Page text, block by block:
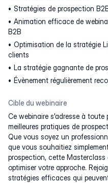
Stratégies de prospection
Animation efficace de
B2B
Optimisation de la stratégie
clients
La stratégie gagnante de
Évènement régulièrement
Cible du webinaire
Ce webinaire s'adresse à toute
meilleures pratiques de
Que vous soyez un
que vous souhaitiez
prospection, cette
optimiser votre approche.
stratégies efficaces qui